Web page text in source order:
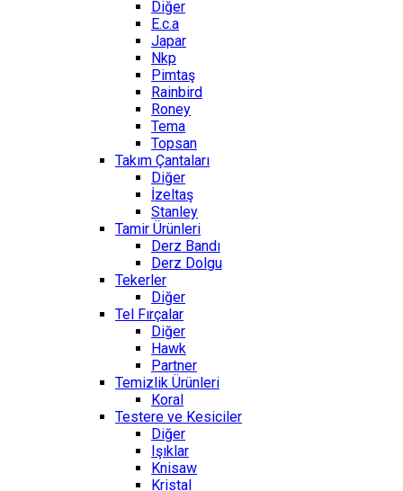
Diğer
E.c.a
Japar
Nkp
Pimtaş
Rainbird
Roney
Tema
Topsan
Takım Çantaları
Diğer
İzeltaş
Stanley
Tamir Ürünleri
Derz Bandı
Derz Dolgu
Tekerler
Diğer
Tel Fırçalar
Diğer
Hawk
Partner
Temizlik Ürünleri
Koral
Testere ve Kesiciler
Diğer
Işıklar
Knisaw
Kristal